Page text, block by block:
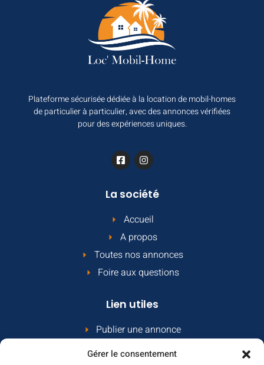
Gérer le consentement
Plateforme sécurisée dédiée à la location de mobil-homes
de particulier à particulier, avec des annonces vérifiées
pour des expériences uniques.
La société
Accueil
A propos
Toutes nos annonces
Foire aux questions
Lien utiles
Publier une annonce
Comment ça marche